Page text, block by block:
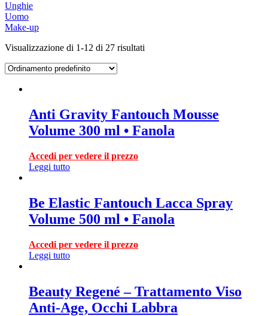
Unghie
Uomo
Make-up
Visualizzazione di 1-12 di 27 risultati
Anti Gravity Fantouch Mousse
Volume 300 ml • Fanola
Accedi per vedere il prezzo
Leggi tutto
Be Elastic Fantouch Lacca Spray
Volume 500 ml • Fanola
Accedi per vedere il prezzo
Leggi tutto
Beauty Regené – Trattamento Viso
Anti-Age, Occhi Labbra